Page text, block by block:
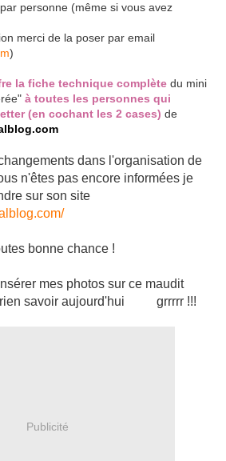
personne (même si vous avez
merci de la poser par email
)
la fiche technique complète du mini
à toutes les personnes qui
(en cochant les 2 cases) de
dans l'organisation de
n'êtes pas encore informées je
sur son site
bonne chance !
mes photos sur ce maudit
rien savoir aujourd'hui grrrrr !!!
Publicité